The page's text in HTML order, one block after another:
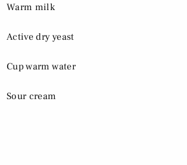
Warm milk
Active dry yeast
Cup warm water
Sour cream